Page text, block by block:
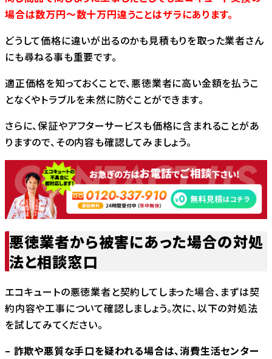
場合は数万円～数十万円違うことはザラにあります。
どうして価格に違いが出るのかも見積もりを取った業者さん
にも尋ねる事も重要です。
適正価格を知っておくことで、悪徳業者に高い金額を払うこ
となくやトラブルを未然に防ぐことができます。
さらに、保証やアフターサービスも価格に含まれることがあ
りますので、その内容も確認してみましょう。
悪徳業者から被害にあった場合の対処
法と相談窓口
エコキュートの悪徳業者と契約してしまった場合、まずは契
約内容や工事について確認しましょう。次に、以下の対処法
を試してみてください。
– 詐欺や悪質な手口を疑われる場合は、消費生活センター